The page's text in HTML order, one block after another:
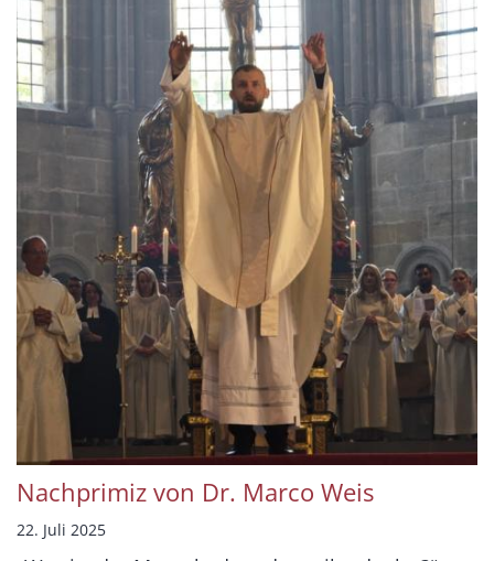
Nachprimiz von Dr. Marco Weis
22. Juli 2025